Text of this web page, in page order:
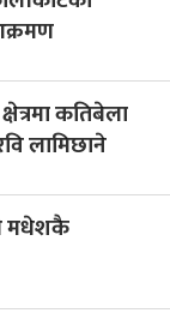
कतिबेला
लामिछाने
मधेशकै